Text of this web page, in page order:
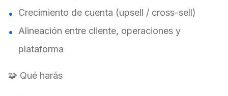
Crecimiento de cuenta (upsell / cross-sell)
Alineación entre cliente, operaciones y
plataforma
🧩 Qué harás